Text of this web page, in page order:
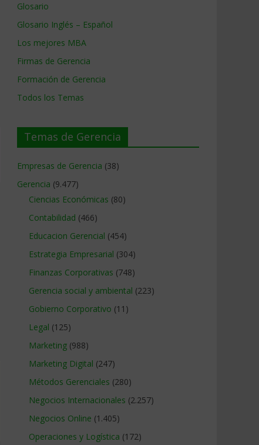
Glosario
Glosario Inglés – Español
Los mejores MBA
Firmas de Gerencia
Formación de Gerencia
Todos los Temas
Temas de Gerencia
Empresas de Gerencia (38)
Gerencia (9.477)
Ciencias Económicas (80)
Contabilidad (466)
Educacion Gerencial (454)
Estrategia Empresarial (304)
Finanzas Corporativas (748)
Gerencia social y ambiental (223)
Gobierno Corporativo (11)
Legal (125)
Marketing (988)
Marketing Digital (247)
Métodos Gerenciales (280)
Negocios Internacionales (2.257)
Negocios Online (1.405)
Operaciones y Logística (172)